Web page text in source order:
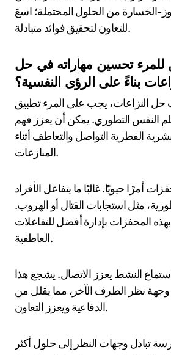
على حل النزاعات؟
التطوري على حل النزاعات فهم
خلال عدسة ماضينا التطوري. تشمل
الاعتراف بمحفزات النزاع الفطرية،
من خلال فهم وجهات النظر المختلفة،
تعاونية تعزز الفوائد المتبادلة. يمكن
الاستفادة من هذه الرؤى، يمكن
بشكل أكثر فعالية، مما يؤدي
إلى نتائج بناءة.
النزاعات؟
يجب تجنب الأخطاء الشائعة التي
تشمل الأخطاء الرئيسية عدم
الممارسات الفهم والحل. بالإضافة إلى